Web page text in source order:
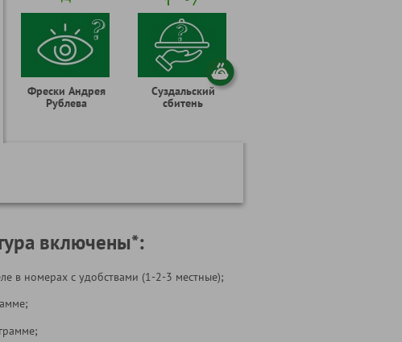
Фрески Андрея
Рублева
Суздальский
сбитень
включены*:
в номерах с удобствами (1-2-3 местные);